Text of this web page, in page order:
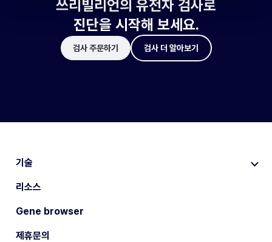
쓰리빌리언의 유전자 검사로
진단을 시작해 보세요.
검사 주문하기 검사 더 알아보기
기술
리소스
Gene browser
제휴문의